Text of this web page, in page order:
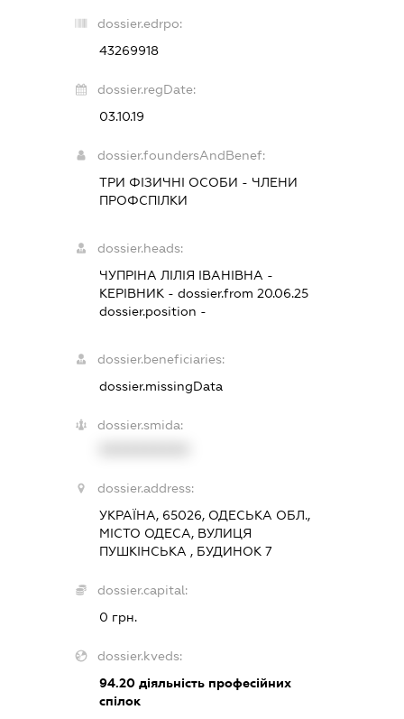
dossier.edrpo:
43269918
dossier.regDate:
03.10.19
dossier.foundersAndBenef:
ТРИ ФІЗИЧНІ ОСОБИ - ЧЛЕНИ
ПРОФСПІЛКИ
dossier.heads:
ЧУПРІНА ЛІЛІЯ ІВАНІВНА -
КЕРІВНИК- dossier.from 20.06.25
dossier.position -
dossier.beneficiaries:
dossier.missingData
dossier.smida:
dossier.address:
УКРАЇНА, 65026, ОДЕСЬКА ОБЛ.,
МІСТО ОДЕСА, ВУЛИЦЯ
ПУШКІНСЬКА , БУДИНОК 7
dossier.capital:
0 грн.
dossier.kveds:
94.20діяльність професійних
спілок